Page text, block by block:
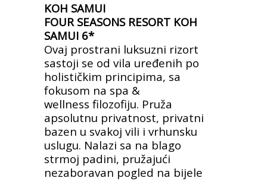
KOH SAMUI
FOUR SEASONS RESORT KOH
SAMUI 6*
Ovaj prostrani luksuzni rizort
sastoji se od vila uređenih po
holističkim principima, sa
fokusom na spa &
wellness filozofiju. Pruža
apsolutnu privatnost, privatni
bazen u svakoj vili i vrhunsku
uslugu. Nalazi sa na blago
strmoj padini, pružajući
nezaboravan pogled na bijele